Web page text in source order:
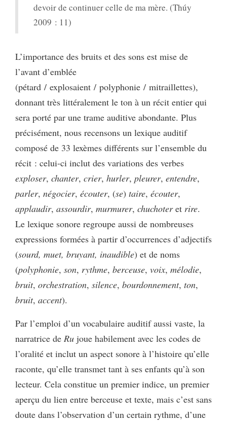
devoir de continuer celle de ma mère. (Thúy
2009 : 11)
L’importance des bruits et des sons est mise de
l’avant d’emblée
(pétard / explosaient / polyphonie / mitraillettes),
donnant très littéralement le ton à un récit entier qui
sera porté par une trame auditive abondante. Plus
précisément, nous recensons un lexique auditif
composé de 33 lexèmes différents sur l’ensemble du
récit : celui-ci inclut des variations des verbes
exploser, chanter, crier, hurler, pleurer, entendre,
parler, négocier, écouter, (se) taire, écouter,
applaudir, assourdir, murmurer, chuchoteret rire.
Le lexique sonore regroupe aussi de nombreuses
expressions formées à partir d’occurrences d’adjectifs
(sourd, muet, bruyant, inaudible) et de noms
(polyphonie, son, rythme, berceuse, voix, mélodie,
bruit, orchestration, silence, bourdonnement, ton,
bruit, accent).
Par l’emploi d’un vocabulaire auditif aussi vaste, la
narratrice de Ru joue habilement avec les codes de
l’oralité et inclut un aspect sonore à l’histoire qu’elle
raconte, qu’elle transmet tant à ses enfants qu’à son
lecteur. Cela constitue un premier indice, un premier
aperçu du lien entre berceuse et texte, mais c’est sans
doute dans l’observation d’un certain rythme, d’une